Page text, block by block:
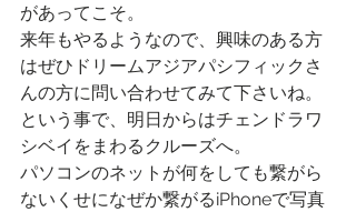
があってこそ。
来年もやるようなので、興味のある方
はぜひドリームアジアパシフィックさ
んの方に問い合わせてみて下さいね。
という事で、明日からはチェンドラワ
シベイをまわるクルーズへ。
パソコンのネットが何をしても繋がら
ないくせになぜか繋がるiPhoneで写真